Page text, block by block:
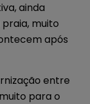
ainda
muito
após
entre
para o